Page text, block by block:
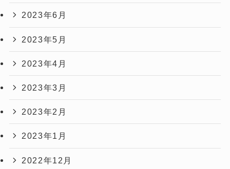
2023年6月
2023年5月
2023年4月
2023年3月
2023年2月
2023年1月
2022年12月